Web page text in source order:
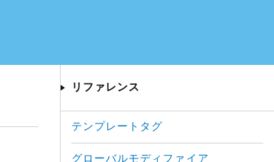
リファレンス
テンプレートタグ
グローバルモディファイア